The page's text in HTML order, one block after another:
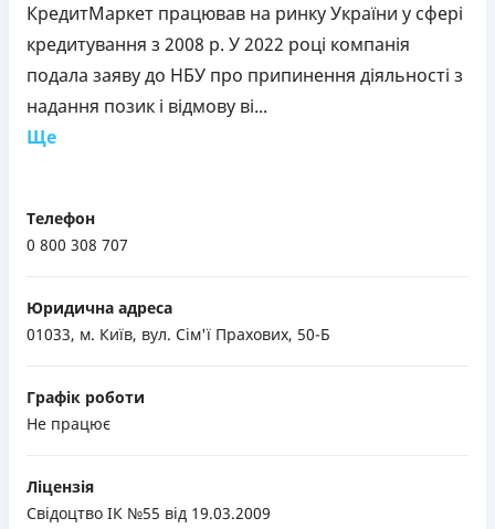
КредитМаркет працював на ринку України у сфері
кредитування з 2008 р. У 2022 році компанія
подала заяву до НБУ про припинення діяльності з
надання позик і відмову ві...
Ще
Телефон
0 800 308 707
Юридична адреса
01033, м. Київ, вул. Сім'ї Прахових, 50-Б
Графік роботи
Не працює
Ліцензія
Свідоцтво ІК №55 від 19.03.2009